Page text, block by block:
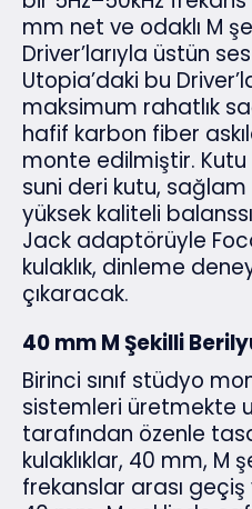
mm net ve odaklı M
Driver’larıyla üstün
Utopia’daki bu
maksimum rahatlık
hafif karbon fiber
monte edilmiştir.
suni deri kutu, sağlam
yüksek kaliteli
Jack adaptörüyle
kulaklık, dinleme
çıkaracak.
40 mm M Şekilli
Birinci sınıf stüdyo
sistemleri üretmekte
tarafından özenle
kulaklıklar, 40 mm, M
frekanslar arası